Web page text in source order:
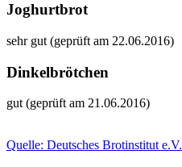
Joghurtbrot
sehr gut (geprüft am 22.06.2016)
Dinkelbrötchen
gut (geprüft am 21.06.2016)
Quelle: Deutsches Brotinstitut e.V.